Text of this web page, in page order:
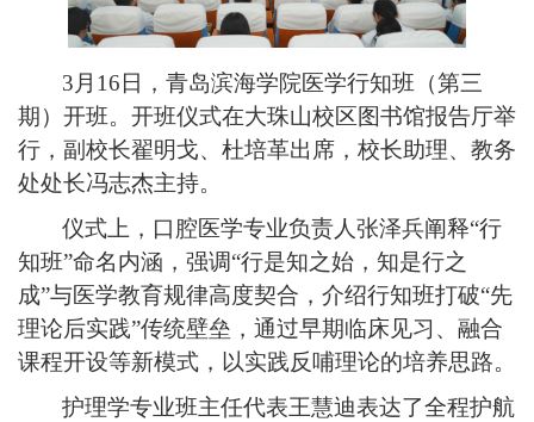
3月16日，青岛滨海学院医学行知班（第三
期）开班。开班仪式在大珠山校区图书馆报告厅举
行，副校长翟明戈、杜培革出席，校长助理、教务
处处长冯志杰主持。
仪式上， 口腔医学专业负责人张泽兵阐释“行
知班”命名内涵，强调“行是知之始，知是行之
成”与医学教育规律高度契合，介绍行知班打破“先
理论后实践”传统壁垒，通过早期临床见习、融合
课程开设等新模式，以实践反哺理论的培养思路。
护理学专业班主任代表王慧迪表达了全程护航